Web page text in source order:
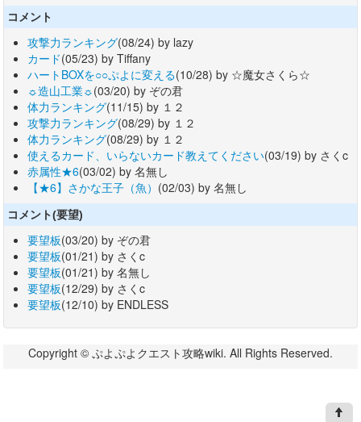
コメント
攻撃力ランキング(08/24) by lazy
カード(05/23) by Tiffany
ハートBOXを○○ぷよに変える(10/28) by ☆魔女さくら☆
☼造山工業☼(03/20) by ぞの君
体力ランキング(11/15) by １２
攻撃力ランキング(08/29) by １２
体力ランキング(08/29) by １２
使えるカード、いらないカード教えてください(03/19) by さくc
赤属性★6(03/02) by 名無し
【★6】さかな王子（魚） (02/03) by 名無し
コメント(要望)
要望板(03/20) by ぞの君
要望板(01/21) by さくc
要望板(01/21) by 名無し
要望板(12/29) by さくc
要望板(12/10) by ENDLESS
Copyright © ぷよぷよクエスト攻略wiki. All Rights Reserved.